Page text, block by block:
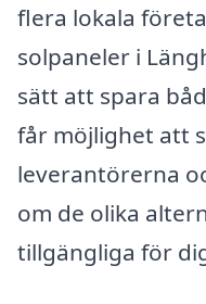
flera lokala
solpaneler i
sätt att spara
får möjlighet att
leverantörerna
om de olika
tillgängliga för